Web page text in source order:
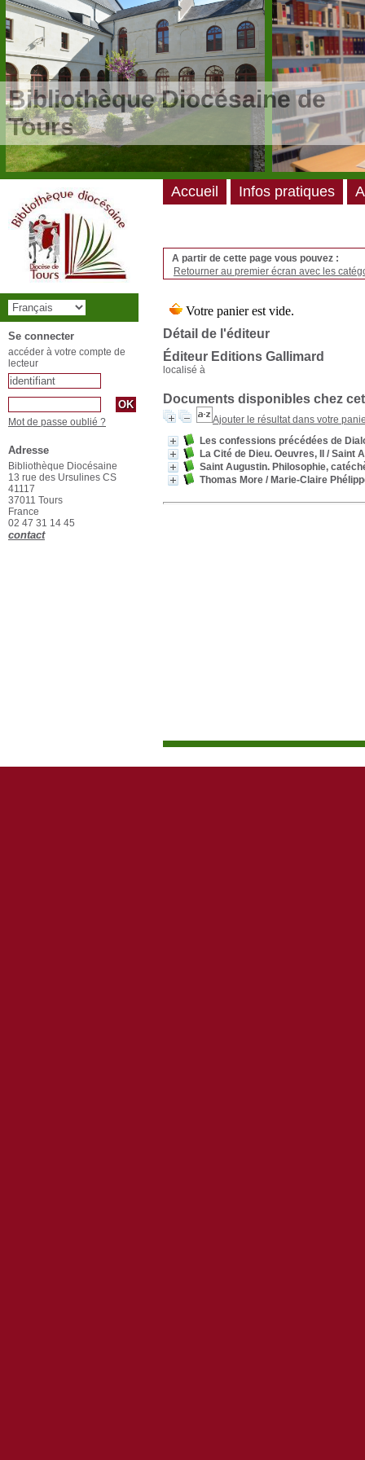
/**/
Bibliothèque Diocésaine de
Tours
A partir de cette page vous pouvez :
Retourner au premier écran avec les
Détail de l'éditeur
Éditeur Editions Gallimard
localisé à
Documents disponibles chez
Ajouter le résultat dans votre
Les confessions précédées de
La Cité de Dieu. Oeuvres, II
/ Saint
Saint Augustin. Philosophie,
Thomas More / Marie-Claire
Accueil Infos pratiques
Se connecter
accéder à votre compte de
lecteur
Mot de passe oublié ?
Adresse
Bibliothèque Diocésaine
13 rue des Ursulines CS
41117
37011 Tours
France
02 47 31 14 45
contact